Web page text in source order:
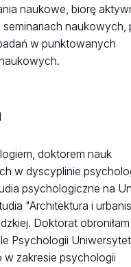
naukowe, biorę
naukowych,
w punktowanych
doktorem nauk
w dyscyplinie
psychologiczne na
"Architektura i
Doktorat obroniłam
Psychologii
w zakresie psychologii